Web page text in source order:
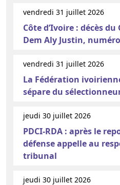
vendredi 31 juillet 2026
Côte d’Ivoire : décès
Dem Aly Justin,
vendredi 31 juillet 2026
La Fédération
sépare du
jeudi 30 juillet 2026
PDCI-RDA : après le
défense appelle au
tribunal
jeudi 30 juillet 2026